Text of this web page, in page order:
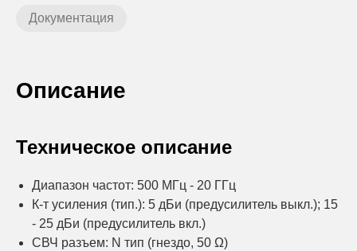
Документация
Описание
Техническое описание
Диапазон частот: 500 МГц - 20 ГГц
К-т усиления (тип.): 5 дБи (предусилитель выкл.); 15
- 25 дБи (предусилитель вкл.)
СВЧ разъем: N тип (гнездо, 50 Ω)